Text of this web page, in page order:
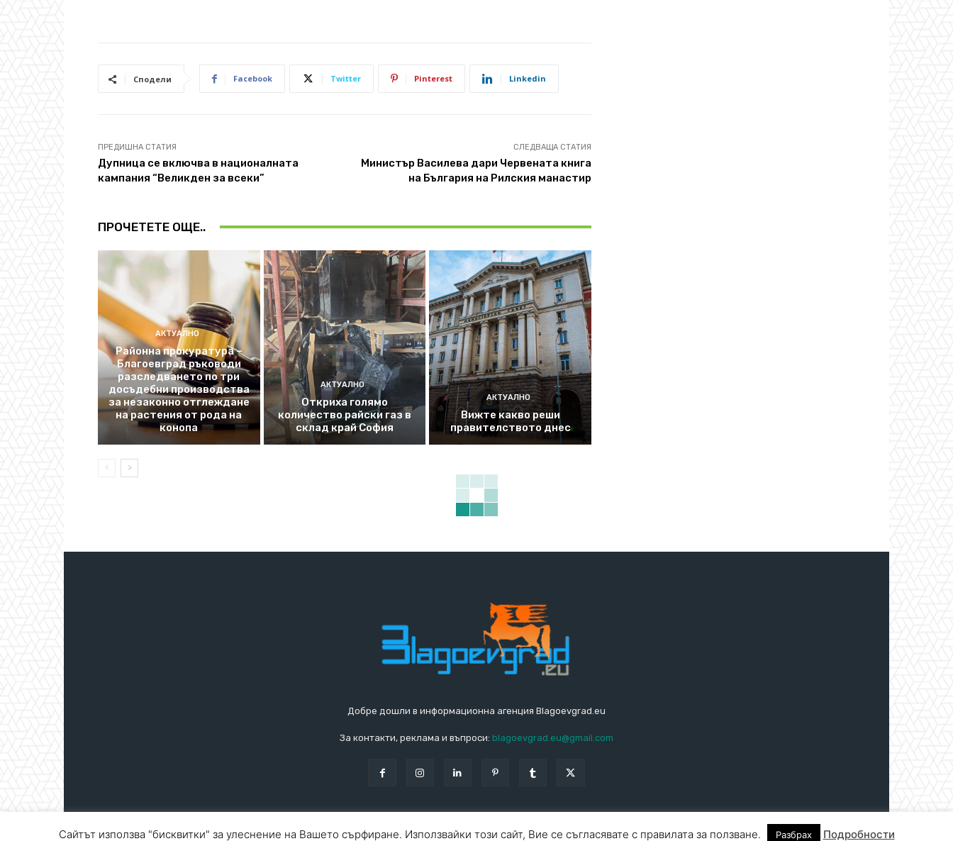
Сподели Facebook Twitter Pinterest Linkedin
ПРЕДИШНА СТАТИЯ
Дупница се включва в националната
кампания “Великден за всеки”
СЛЕДВАЩА СТАТИЯ
Министър Василева дари Червената книга
на България на Рилския манастир
ПРОЧЕТЕТЕ ОЩЕ..
АКТУАЛНО
Районна прокуратура –
Благоевград ръководи
разследването по три
досъдебни производства
за незаконно отглеждане
на растения от рода на
конопа
АКТУАЛНО
Откриха голямо
количество райски газ в
склад край София
АКТУАЛНО
Вижте какво реши
правителството днес
Добре дошли в информационна агенция Blagoevgrad.eu
За контакти, реклама и въпроси: blagoevgrad.eu@gmail.com
Сайтът използва "бисквитки" за улеснение на Вашето сърфиране. Използвайки този сайт, Вие се съгласявате с правилата за ползване. Разбрах Подробности